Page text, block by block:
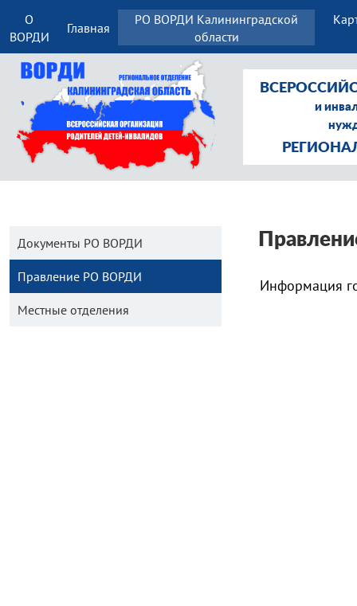
и
О
ВОРДИ
Главная
РО ВОРДИ Калининградской
области
Документы РО ВОРДИ
Правление РО ВОРДИ
Местные отделения
Информация